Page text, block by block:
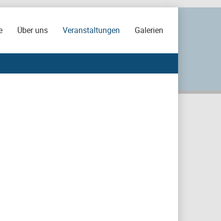
Über uns Veranstaltungen Galerien